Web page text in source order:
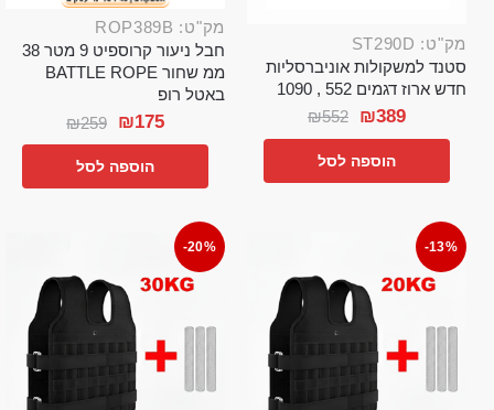
מק"ט: ST290D
סטנד למשקולות אוניברסליות
חדש ארוז דגמים 552 , 1090
₪552 ₪389
הוספה לסל
מק"ט: ROP389B
חבל ניעור קרוספיט 9 מטר 38
ממ שחור BATTLE ROPE
באטל רופ
₪259 ₪175
הוספה לסל
-13%
-20%